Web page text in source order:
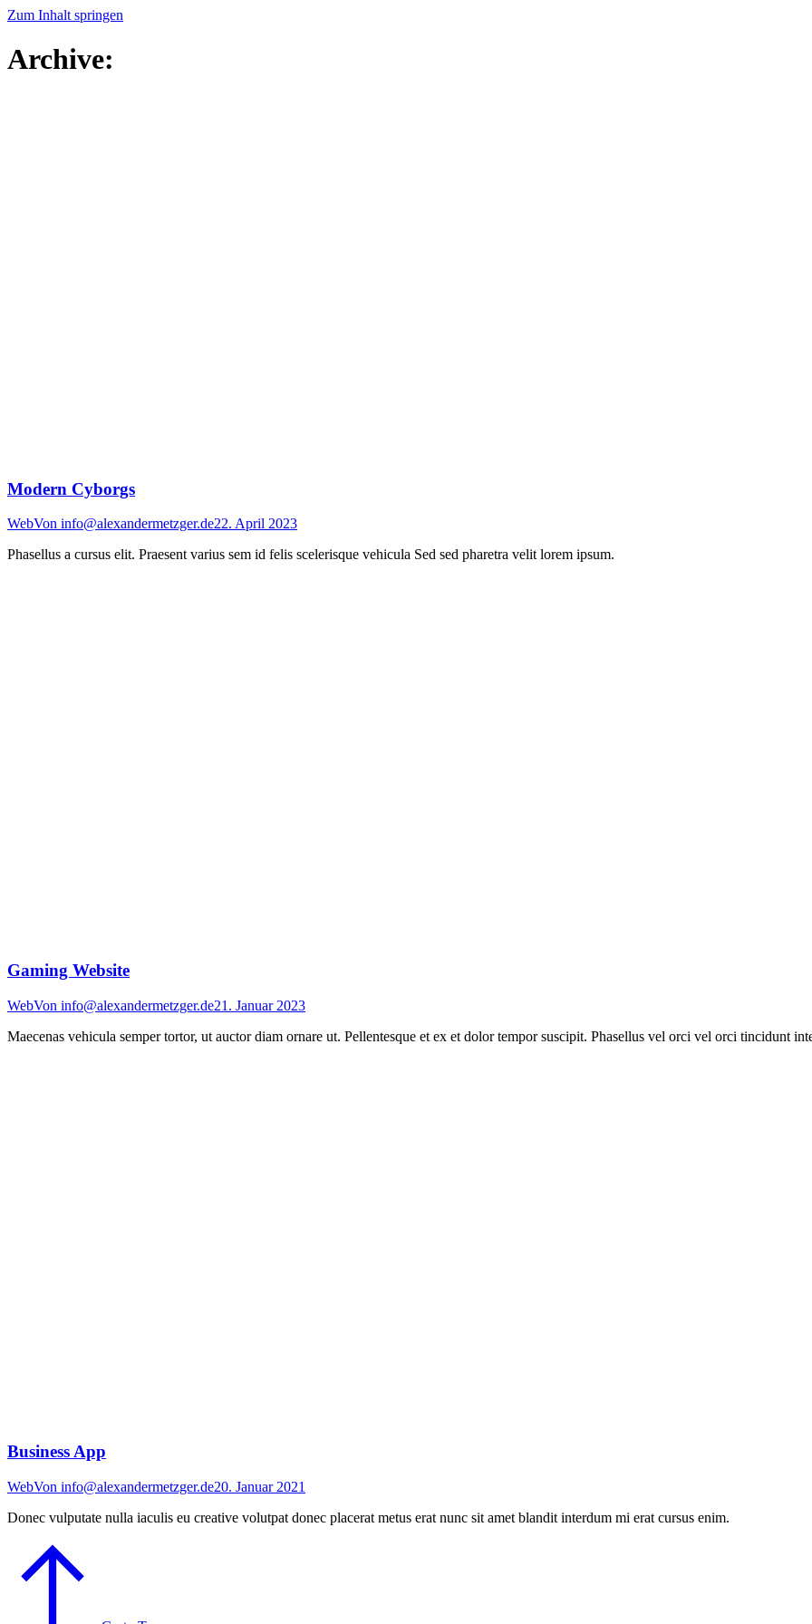
Zum Inhalt springen
Archive:
Modern Cyborgs
WebVon info@alexandermetzger.de22. April 2023
Phasellus a cursus elit. Praesent varius sem id felis scelerisque vehicula Sed sed pharetra velit lorem ipsum.
Gaming Website
WebVon info@alexandermetzger.de21. Januar 2023
Maecenas vehicula semper tortor, ut auctor diam ornare ut. Pellentesque et ex et dolor tempor suscipit. Phasellus vel orci vel orci tincidunt
Business App
WebVon info@alexandermetzger.de20. Januar 2021
Donec vulputate nulla iaculis eu creative volutpat donec placerat metus erat nunc sit amet blandit interdum mi erat cursus enim.